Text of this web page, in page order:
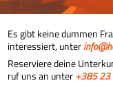
Es gibt keine dummen
interessiert, unter
Reserviere deine
ruf uns an unter+385